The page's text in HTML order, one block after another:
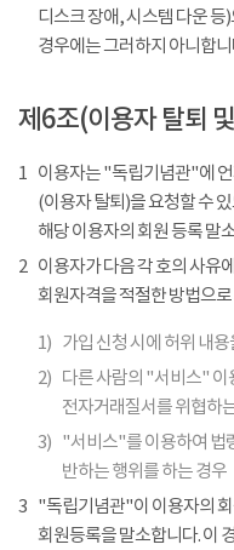
디스크 장애, 시스템 다운
경우에는 그러하지 아니합니
제6조(이용자 탈퇴
1 이용자는 "독립기념관"에
(이용자 탈퇴)을 요청할 수
해당 이용자의 회원 등록 말
2 이용자가 다음 각 호의 사유
회원자격을 적절한 방법으
1) 가입 신청 시에 허위 내
2) 다른 사람의 "서비스" 이
전자거래질서를 위협하
3) "서비스"를 이용하여 법
반하는 행위를 하는 경우
3 "독립기념관"이 이용자의
회원등록을 말소합니다. 이